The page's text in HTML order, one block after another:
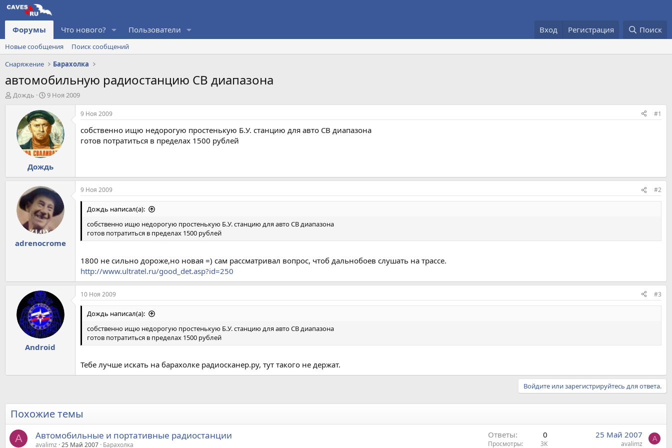
Форумы Что нового? Пользователи Вход Регистрация Поиск
Новые сообщения
Поиск сообщений
Снаряжение
Барахолка
автомобильную радиостанцию CB диапазона
А
Дождь
Д
т
а
н
а
ч
а
л
а
9 Ноя 2009
Дождь
9 Ноя 2009 #1
собственно ищю недорогую простенькую Б.У. станцию для авто CB диапазона
готов потратиться в пределах 1500 рублей
adrenocrome
9 Ноя 2009 #2
Дождь написал(а):
собственно ищю недорогую простенькую Б.У. станцию для авто CB диапазона
готов потратиться в пределах 1500 рублей
1800 не сильно дороже,но новая =) сам рассматривал вопрос, чтоб дальнобоев слушать на трассе.
http://www.ultratel.ru/good_det.asp?id=250
Android
10 Ноя 2009 #3
Дождь написал(а):
собственно ищю недорогую простенькую Б.У. станцию для авто CB диапазона
готов потратиться в пределах 1500 рублей
Тебе лучше искать на барахолке радиосканер.ру, тут такого не держат.
Войдите или зарегистрируйтесь для ответа.
Похожие темы
A Автомобильные и портативные радиостанции
avalimz 25 Май 2007 Барахолка
Ответы 0
Просмотры 3K
25 Май 2007
avalimz
A